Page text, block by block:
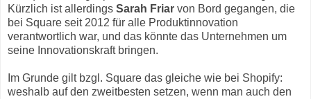
Kürzlich ist allerdings Sarah Friar von Bord gegangen, die
bei Square seit 2012 für alle Produktinnovation
verantwortlich war, und das könnte das Unternehmen um
seine Innovationskraft bringen.
Im Grunde gilt bzgl. Square das gleiche wie bei Shopify:
weshalb auf den zweitbesten setzen, wenn man auch den